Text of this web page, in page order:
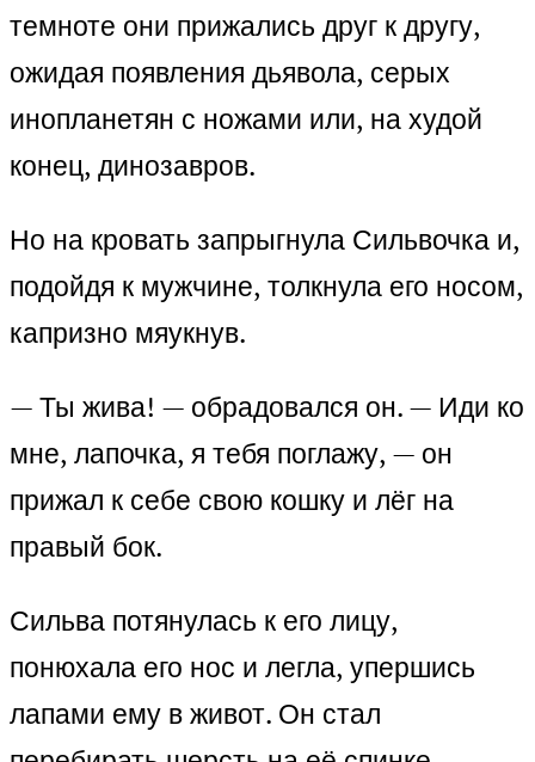
темноте они прижались друг к другу,
ожидая появления дьявола, серых
инопланетян с ножами или, на худой
конец, динозавров.
Но на кровать запрыгнула Сильвочка и,
подойдя к мужчине, толкнула его носом,
капризно мяукнув.
— Ты жива! — обрадовался он. — Иди ко
мне, лапочка, я тебя поглажу, — он
прижал к себе свою кошку и лёг на
правый бок.
Сильва потянулась к его лицу,
понюхала его нос и легла, упершись
лапами ему в живот. Он стал